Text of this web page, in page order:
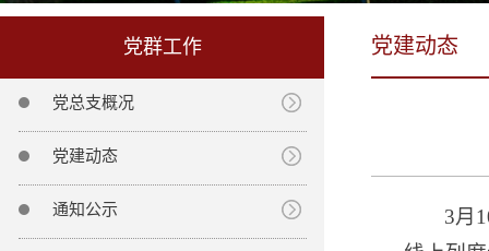
党群工作
党总支概况
党建动态
通知公示
党建动态
3月